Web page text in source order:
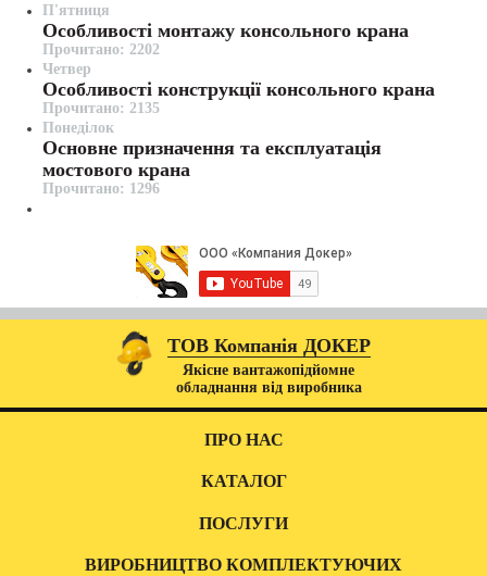
П'ятниця
Особливості монтажу консольного крана
Прочитано: 2202
Четвер
Особливості конструкції консольного крана
Прочитано: 2135
Понеділок
Основне призначення та експлуатація
мостового крана
Прочитано: 1296
ТОВ Компанія ДОКЕР
Якісне вантажопідйомне
обладнання від виробника
ПРО НАС
КАТАЛОГ
ПОСЛУГИ
ВИРОБНИЦТВО КОМПЛЕКТУЮЧИХ